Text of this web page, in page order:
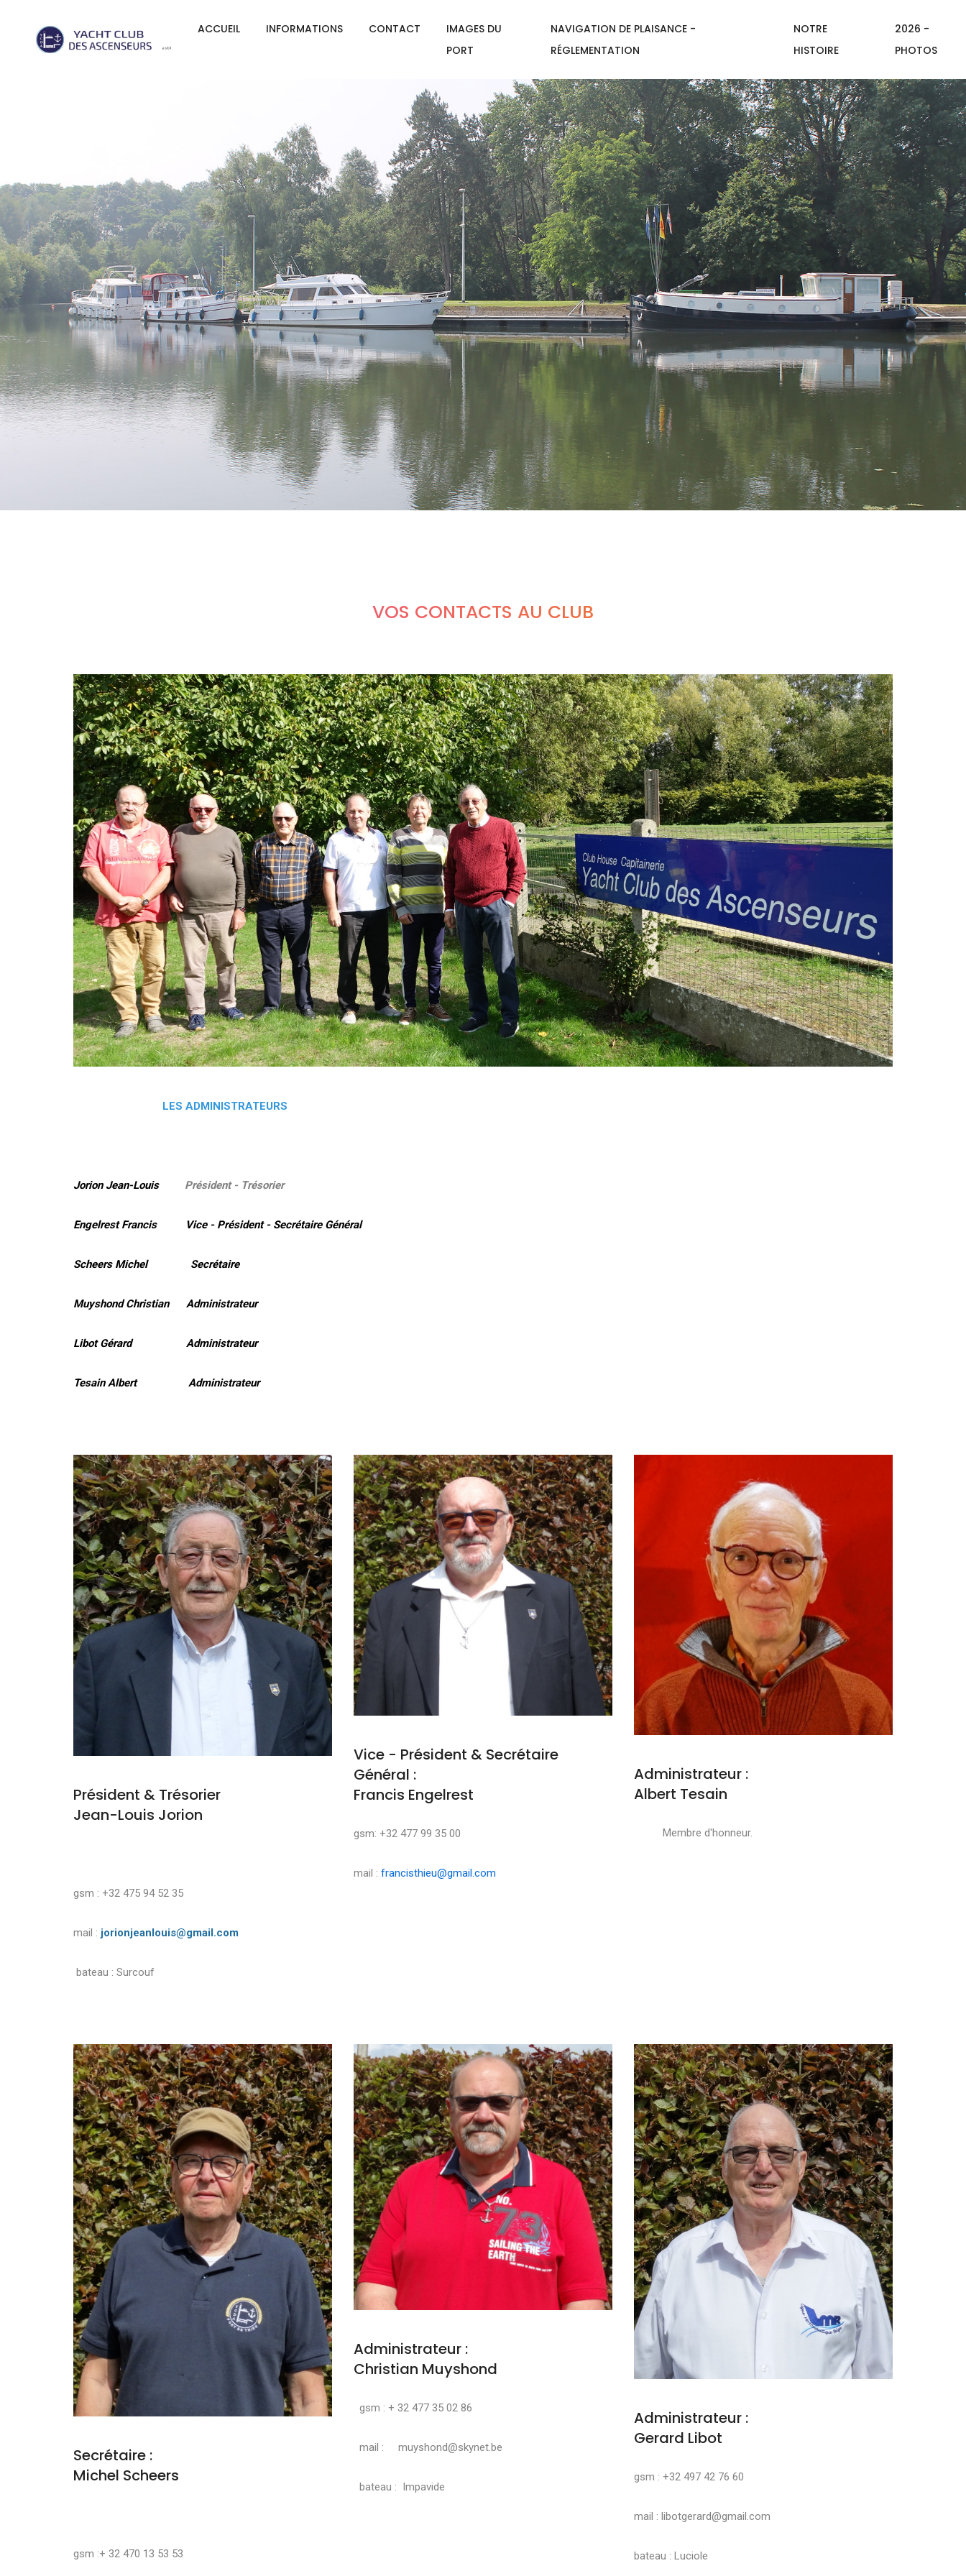
ACCUEIL INFORMATIONS CONTACT
IMAGES DU
PORT
NAVIGATION DE PLAISANCE -
RÉGLEMENTATION
NOTRE
HISTOIRE
2026 -
PHOTOS
VOS CONTACTS AU CLUB
LES ADMINISTRATEURS
Jorion Jean-Louis Président - Trésorier
Engelrest Francis Vice - Président - Secrétaire Général
Scheers Michel Secrétaire
Muyshond Christian Administrateur
Libot Gérard Administrateur
Tesain Albert Administrateur
Président & Trésorier
Jean-Louis Jorion
gsm : +32 475 94 52 35
mail : jorionjeanlouis@gmail.com
bateau : Surcouf
Vice - Président & Secrétaire
Général :
Francis Engelrest
gsm: +32 477 99 35 00
mail : francisthieu@gmail.com
Administrateur :
Albert Tesain
Membre d'honneur.
Secrétaire :
Michel Scheers
gsm :+ 32 470 13 53 53
Administrateur :
Christian Muyshond
gsm : + 32 477 35 02 86
mail : muyshond@skynet.be
bateau : Impavide
Administrateur :
Gerard Libot
gsm : +32 497 42 76 60
mail : libotgerard@gmail.com
bateau : Luciole